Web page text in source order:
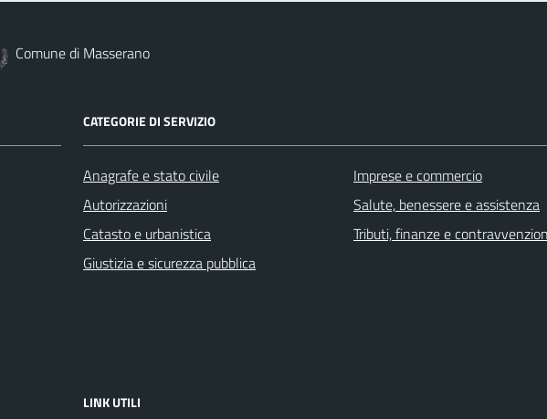
Comune di Masserano
CATEGORIE DI SERVIZIO
Anagrafe e stato civile
Autorizzazioni
Catasto e urbanistica
Giustizia e sicurezza pubblica
Imprese e commercio
Salute, benessere e assistenza
Tributi, finanze e
LINK UTILI